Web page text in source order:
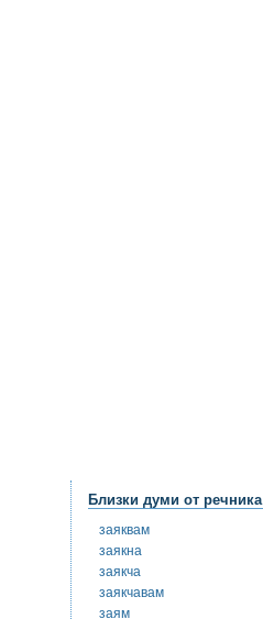
Близки думи от речника
заяквам
заякна
заякча
заякчавам
заям